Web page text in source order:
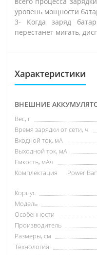
уровень мощности
3- Когда заряд
перестанет мигать,
Характеристики
ВНЕШНИЕ
Вес, г
Время зарядки от сети, ч
Входной ток, мА
Выходной ток, мА
Емкость, мАч
Комплектация
Power
Корпус
Модель
Особенности
Производитель
Размеры, см
Технология